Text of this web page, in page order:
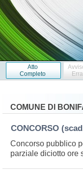
Atto
Completo
COMUNE DI
CONCORSO
Concorso pubblico
parziale diciotto ore